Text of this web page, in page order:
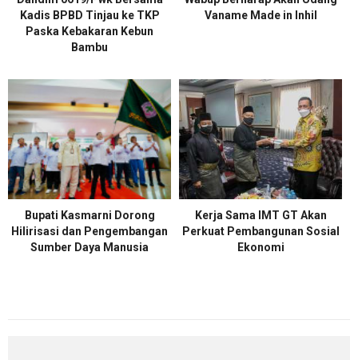
Kadis BPBD Tinjau ke TKP
Paska Kebakaran Kebun
Bambu
Vaname Made in Inhil
Bupati Kasmarni Dorong
Hilirisasi dan Pengembangan
Sumber Daya Manusia
Kerja Sama IMT GT Akan
Perkuat Pembangunan Sosial
Ekonomi